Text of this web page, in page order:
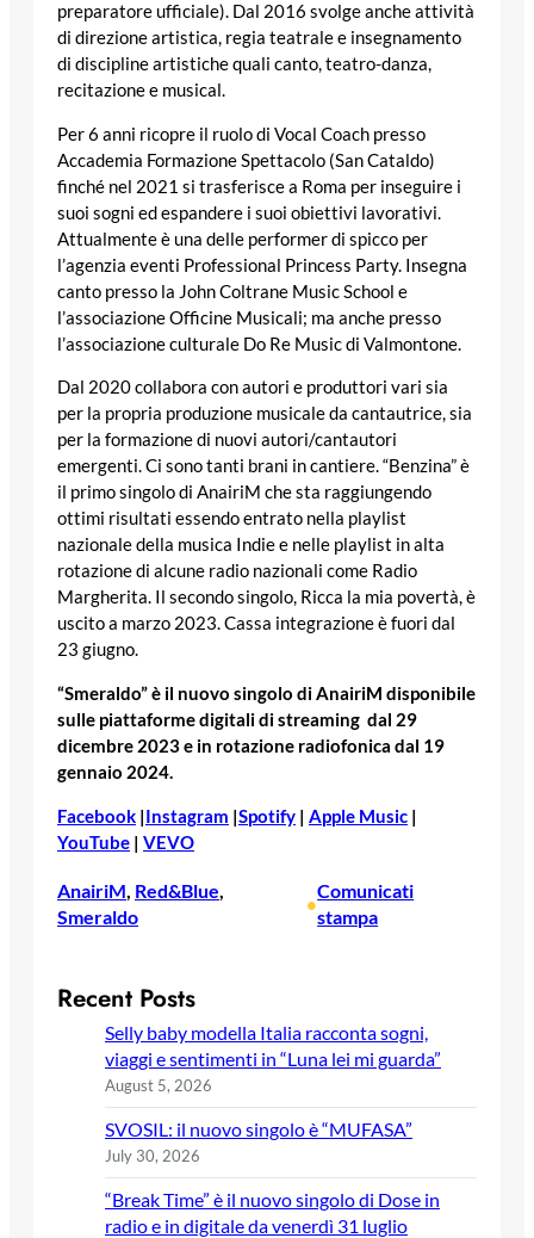
preparatore ufficiale). Dal 2016 svolge anche attività
di direzione artistica, regia teatrale e insegnamento
di discipline artistiche quali canto, teatro-danza,
recitazione e musical.
Per 6 anni ricopre il ruolo di Vocal Coach presso
Accademia Formazione Spettacolo (San Cataldo)
finché nel 2021 si trasferisce a Roma per inseguire i
suoi sogni ed espandere i suoi obiettivi lavorativi.
Attualmente è una delle performer di spicco per
l’agenzia eventi Professional Princess Party. Insegna
canto presso la John Coltrane Music School e
l’associazione Officine Musicali; ma anche presso
l’associazione culturale Do Re Music di Valmontone.
Dal 2020 collabora con autori e produttori vari sia
per la propria produzione musicale da cantautrice, sia
per la formazione di nuovi autori/cantautori
emergenti. Ci sono tanti brani in cantiere. “Benzina” è
il primo singolo di AnairiM che sta raggiungendo
ottimi risultati essendo entrato nella playlist
nazionale della musica Indie e nelle playlist in alta
rotazione di alcune radio nazionali come Radio
Margherita. Il secondo singolo, Ricca la mia povertà, è
uscito a marzo 2023. Cassa integrazione è fuori dal
23 giugno.
“Smeraldo” è il nuovo singolo di AnairiM disponibile
sulle piattaforme digitali di streaming dal 29
dicembre 2023 e in rotazione radiofonica dal 19
gennaio 2024.
Facebook |Instagram |Spotify | Apple Music |
YouTube | VEVO
AnairiM, Red&Blue
Smeraldo
•
Comunicati
stampa
Recent Posts
Selly baby modella Italia racconta sogni,
viaggi e sentimenti in “Luna lei mi guarda”
August 5, 2026
SVOSIL: il nuovo singolo è “MUFASA”
July 30, 2026
“Break Time” è il nuovo singolo di Dose in
radio e in digitale da venerdì 31 luglio